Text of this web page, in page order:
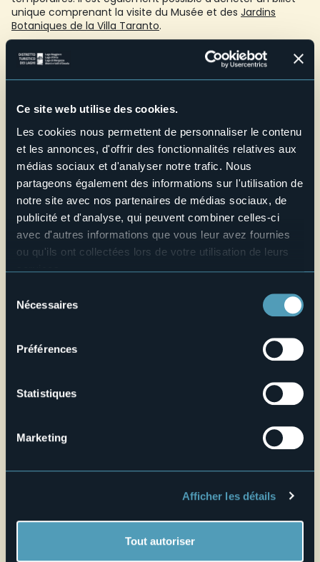
Ce site web utilise des cookies.
Les cookies nous permettent de personnaliser le contenu
et les annonces, d'offrir des fonctionnalités relatives aux
médias sociaux et d'analyser notre trafic. Nous
partageons également des informations sur l'utilisation de
notre site avec nos partenaires de médias sociaux, de
publicité et d'analyse, qui peuvent combiner celles-ci
avec d'autres informations que vous leur avez fournies
ou qu'ils ont collectées lors de votre utilisation de leurs
services.
manière de les gérer et de les supprimer,
cliquez ici
Nécessaires
Préférences
Statistiques
Marketing
Afficher les détails
Tout autoriser
unique comprenant la visite du Musée et des Jardins
Botaniques de la Villa Taranto.
Accessible.
Services pour les familles : coin relax avec espace « Nati per
Leggere » et Baby Pit Stop
Credit: Archivio Fotografico Distretto dei Laghi - Lorenzo Pipi
E-mail
segreteria@museodelpaesaggio.it
Site web
Live
Très beau temps 29,6°
Via Ruga 44
28922 - Verbania Pallanza (VB)
Ouvrir la carte